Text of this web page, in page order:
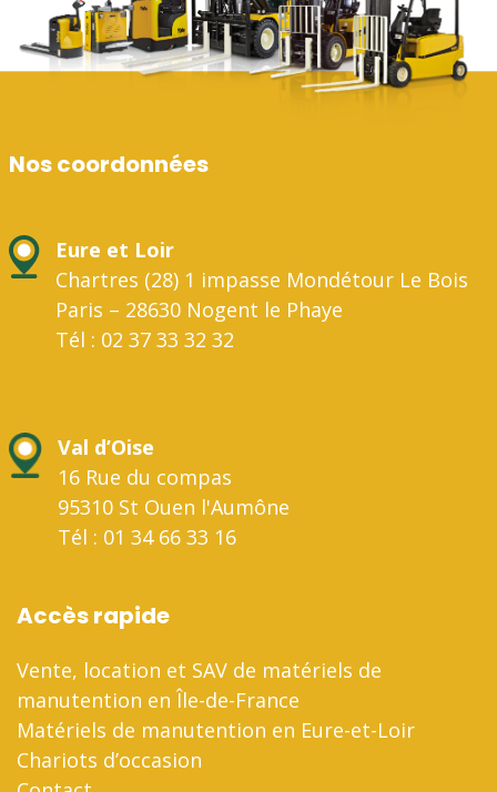
Nos coordonnées
Eure et Loir
Chartres (28) 1 impasse Mondétour Le Bois
Paris – 28630 Nogent le Phaye
Tél : 02 37 33 32 32
Val d’Oise
16 Rue du compas
95310 St Ouen l'Aumône
Tél : 01 34 66 33 16
Accès rapide
Vente, location et SAV de matériels de
manutention en Île-de-France
Matériels de manutention en Eure-et-Loir
Chariots d’occasion